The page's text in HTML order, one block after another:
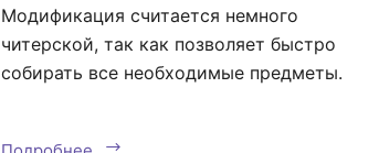
Модификация считается немного
читерской, так как позволяет быстро
собирать все необходимые предметы.